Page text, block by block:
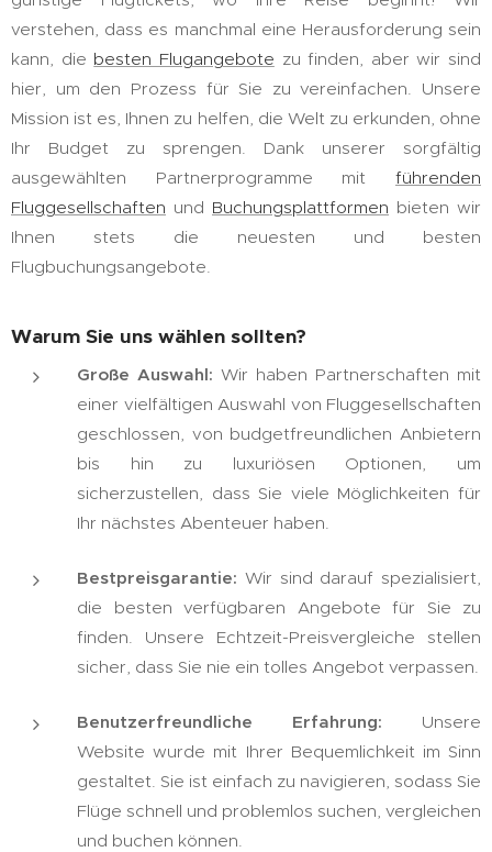
verstehen, dass es manchmal eine Herausforderung sein
kann, die besten Flugangebote zu finden, aber wir sind
hier, um den Prozess für Sie zu vereinfachen. Unsere
Mission ist es, Ihnen zu helfen, die Welt zu erkunden, ohne
Ihr Budget zu sprengen. Dank unserer sorgfältig
ausgewählten Partnerprogramme mit führenden
Fluggesellschaften und Buchungsplattformen bieten wir
Ihnen stets die neuesten und besten
Flugbuchungsangebote.
Warum Sie uns wählen sollten?
Große Auswahl: Wir haben Partnerschaften mit
einer vielfältigen Auswahl von Fluggesellschaften
geschlossen, von budgetfreundlichen Anbietern
bis hin zu luxuriösen Optionen, um
sicherzustellen, dass Sie viele Möglichkeiten für
Ihr nächstes Abenteuer haben.
Bestpreisgarantie: Wir sind darauf spezialisiert,
die besten verfügbaren Angebote für Sie zu
finden. Unsere Echtzeit-Preisvergleiche stellen
sicher, dass Sie nie ein tolles Angebot verpassen.
Benutzerfreundliche Erfahrung: Unsere
Website wurde mit Ihrer Bequemlichkeit im Sinn
gestaltet. Sie ist einfach zu navigieren, sodass Sie
Flüge schnell und problemlos suchen, vergleichen
und buchen können.